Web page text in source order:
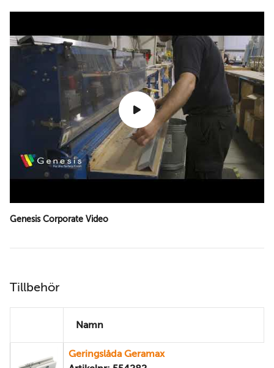
Genesis Corporate Video
Tillbehör
Namn
Geringslåda Geramax